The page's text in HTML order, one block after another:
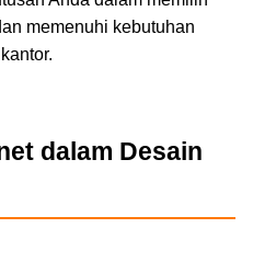
memenuhi kebutuhan
dalam Desain